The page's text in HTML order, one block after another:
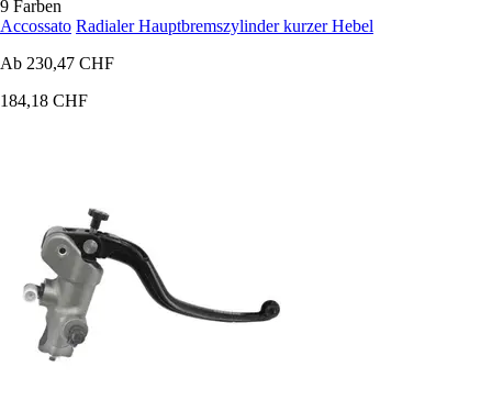
9 Farben
Accossato Radialer Hauptbremszylinder kurzer Hebel
Ab 230,47 CHF
184,18 CHF